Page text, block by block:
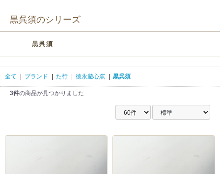
黒呉須のシリーズ
黒呉須
全て | ブランド | た行 | 徳永遊心窯 | 黒呉須
3件の商品が見つかりました